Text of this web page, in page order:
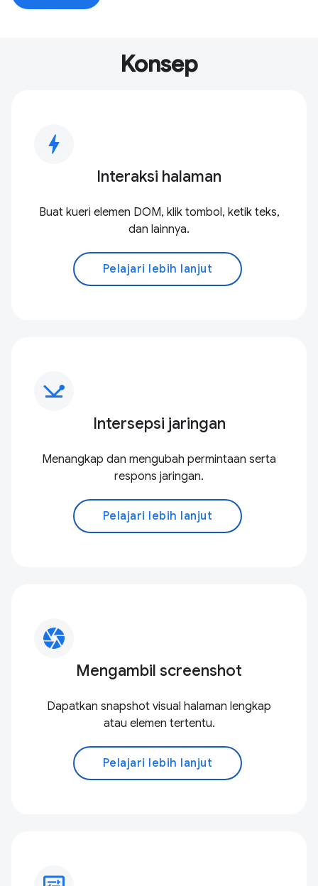
Konsep
bolt
Interaksi halaman
Buat kueri elemen DOM, klik tombol, ketik teks,
dan lainnya.
Pelajari lebih lanjut
network_ping
Intersepsi jaringan
Menangkap dan mengubah permintaan serta
respons jaringan.
Pelajari lebih lanjut
camera
Mengambil screenshot
Dapatkan snapshot visual halaman lengkap
atau elemen tertentu.
Pelajari lebih lanjut